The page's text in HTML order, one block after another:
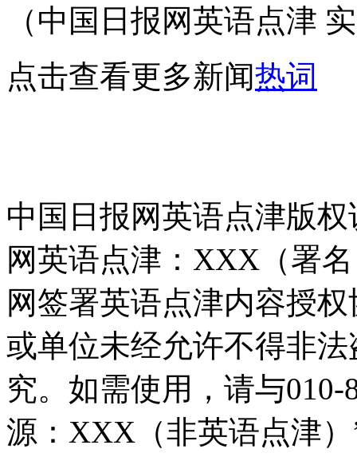
（中国日报网英语点津
点击查看更多新闻热词
中国日报网英语点津版
网英语点津：XXX（署
网签署英语点津内容授
或单位未经允许不得非
究。如需使用，请与010-
源：XXX（非英语点津